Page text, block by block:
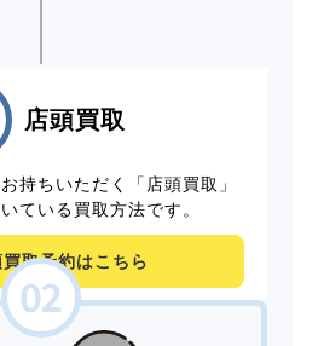
店頭買取
持ちいただく「店頭買取」
ている買取方法です。
買取予約はこちら